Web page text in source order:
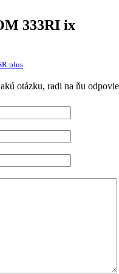
333RI ix
plus
otázku, radi na ňu